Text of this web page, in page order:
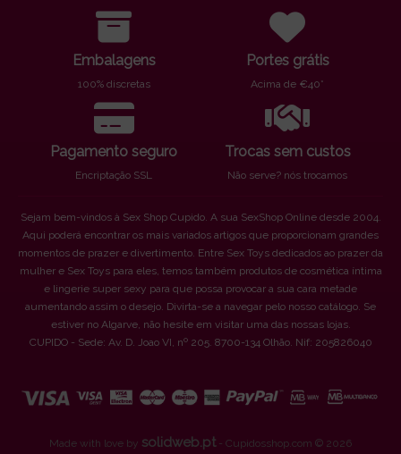
Embalagens
100% discretas
Portes grátis
Acima de €40*
Pagamento seguro
Encriptação SSL
Trocas sem custos
Não serve? nós trocamos
Sejam bem-vindos à Sex Shop Cupido. A sua SexShop Online desde 2004.
Aqui poderá encontrar os mais variados artigos que proporcionam grandes
momentos de prazer e divertimento. Entre Sex Toys dedicados ao prazer da
mulher e Sex Toys para eles, temos também produtos de cosmética íntima
e lingerie super sexy para que possa provocar a sua cara metade
aumentando assim o desejo. Divirta-se a navegar pelo nosso catálogo. Se
estiver no Algarve, não hesite em visitar uma das nossas lojas.
CUPIDO - Sede: Av. D. Joao VI, nº 205. 8700-134 Olhão. Nif: 205826040
Made with love by solidweb.pt- Cupidosshop.com © 2026